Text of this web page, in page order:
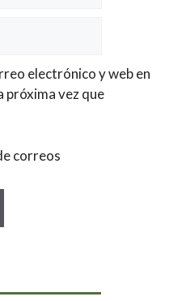
electrónico y web en
próxima vez que
correos